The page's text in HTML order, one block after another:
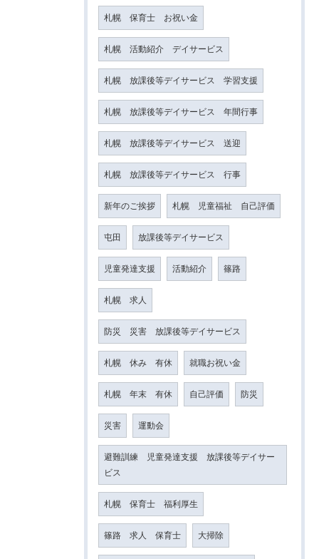
札幌 保育士 お祝い金
札幌 活動紹介 デイサービス
札幌 放課後等デイサービス 学習支援
札幌 放課後等デイサービス 年間行事
札幌 放課後等デイサービス 送迎
札幌 放課後等デイサービス 行事
新年のご挨拶 札幌 児童福祉 自己評価
屯田 放課後等デイサービス
児童発達支援 活動紹介 篠路
札幌 求人
防災 災害 放課後等デイサービス
札幌 休み 有休 就職お祝い金
札幌 年末 有休 自己評価 防災
災害 運動会
避難訓練 児童発達支援 放課後等デイサー
ビス
札幌 保育士 福利厚生
篠路 求人 保育士 大掃除